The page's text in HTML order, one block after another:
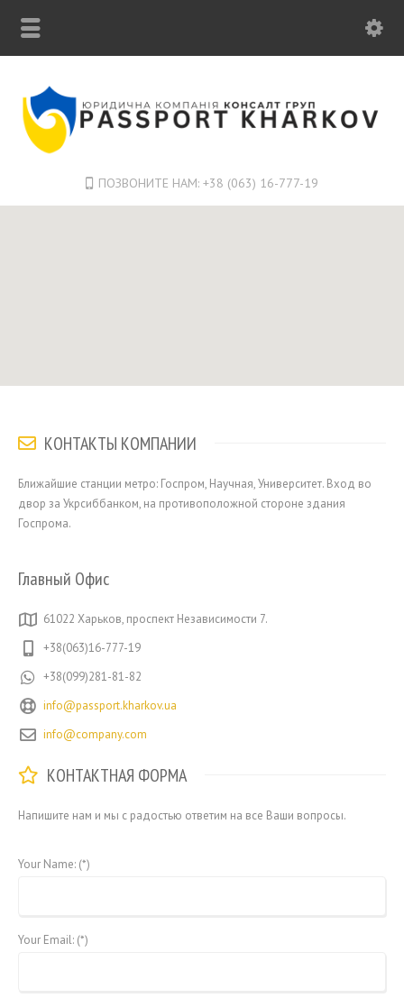
ПОЗВОНИТЕ НАМ: +38 (063) 16-777-19
КОНТАКТЫ КОМПАНИИ
Ближайшие станции метро: Госпром, Научная, Университет. Вход во
двор за Укрсиббанком, на противоположной стороне здания
Госпрома.
Главный Офис
61022 Харьков, проспект Независимости 7.
+38(063)16-777-19
+38(099)281-81-82
info@passport.kharkov.ua
info@company.com
КОНТАКТНАЯ ФОРМА
Напишите нам и мы с радостью ответим на все Ваши вопросы.
Your Name: (*)
Your Email: (*)